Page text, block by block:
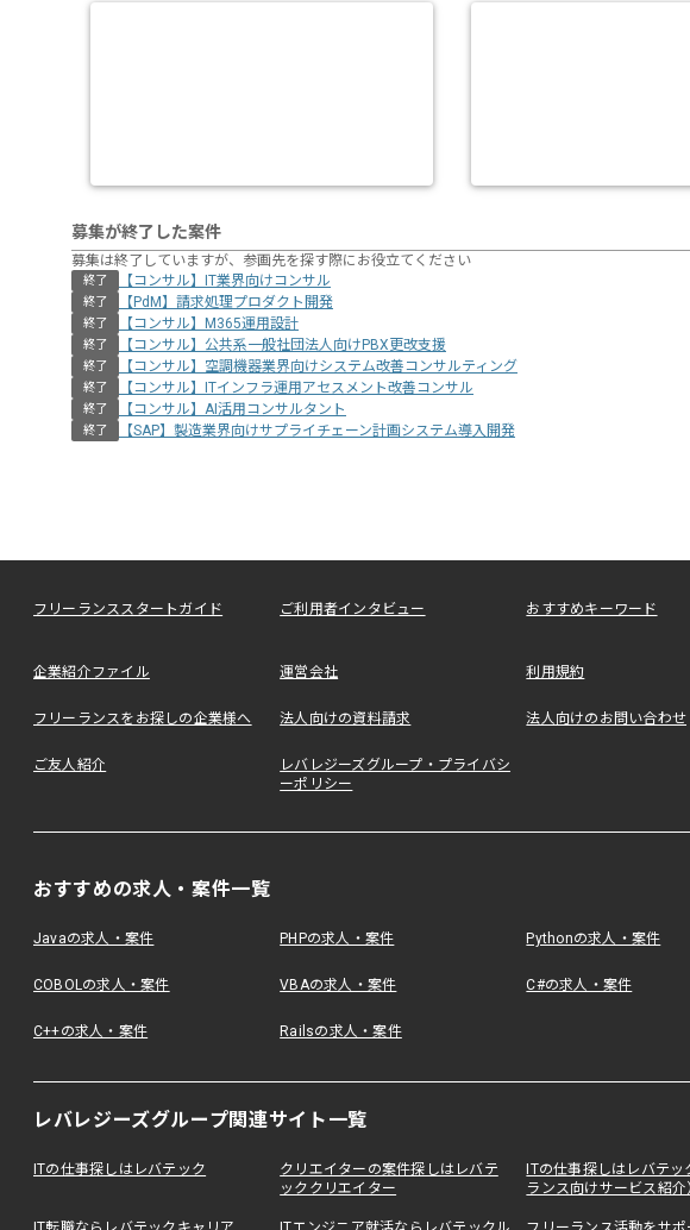
募集が終了した案件
募集は終了していますが、参画先を探す際にお役立てください
終了 【コンサル】IT業界向けコンサル
終了 【PdM】請求処理プロダクト開発
終了 【コンサル】M365運用設計
終了 【コンサル】公共系一般社団法人向けPBX更改支援
終了 【コンサル】空調機器業界向けシステム改善コンサルティング
終了 【コンサル】ITインフラ運用アセスメント改善コンサル
終了 【コンサル】AI活用コンサルタント
終了 【SAP】製造業界向けサプライチェーン計画システム導入開発
フリーランススタートガイド ご利用者インタビュー おすすめキーワード
企業紹介ファイル 運営会社 利用規約
フリーランスをお探しの企業様へ 法人向けの資料請求 法人向けのお問い合わせ
ご友人紹介
レバレジーズグループ・プライバシ
ーポリシー
おすすめの求人・案件一覧
Javaの求人・案件 PHPの求人・案件 Pythonの求人・案件
COBOLの求人・案件 VBAの求人・案件 C#の求人・案件
C++の求人・案件 Railsの求人・案件
レバレジーズグループ関連サイト一覧
ITの仕事探しはレバテック
クリエイターの案件探しはレバテ
ッククリエイター
ITの仕事探しはレバテッ
ランス向けサービス紹介